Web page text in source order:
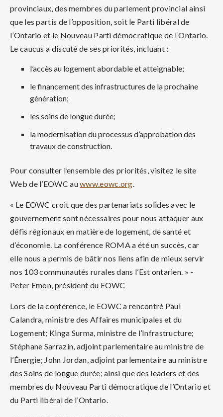
provinciaux, des membres du parlement provincial ainsi
que les partis de l’opposition, soit le Parti libéral de
l’Ontario et le Nouveau Parti démocratique de l’Ontario.
Le caucus a discuté de ses priorités, incluant :
l’accès au logement abordable et atteignable;
le financement des infrastructures de la prochaine
génération;
les soins de longue durée;
la modernisation du processus d’approbation des
travaux de construction.
Pour consulter l’ensemble des priorités, visitez le site
Web de l’EOWC auwww.eowc.org.
« Le EOWC croit que des partenariats solides avec le
gouvernement sont nécessaires pour nous attaquer aux
défis régionaux en matière de logement, de santé et
d’économie. La conférence ROMA a été un succès, car
elle nous a permis de bâtir nos liens afin de mieux servir
nos 103 communautés rurales dans l’Est ontarien. » -
Peter Emon, président du EOWC
Lors de la conférence, le EOWC a rencontré Paul
Calandra, ministre des Affaires municipales et du
Logement; Kinga Surma, ministre de l’Infrastructure;
Stéphane Sarrazin, adjoint parlementaire au ministre de
l’Énergie; John Jordan, adjoint parlementaire au ministre
des Soins de longue durée; ainsi que des leaders et des
membres du Nouveau Parti démocratique de l’Ontario et
du Parti libéral de l’Ontario.